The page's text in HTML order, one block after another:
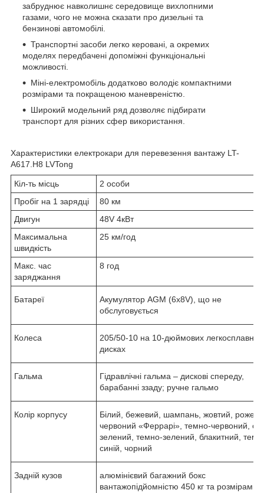
забруднює навколишнє середовище вихлопними
газами, чого не можна сказати про дизельні та
бензинові автомобілі.
Транспортні засоби легко керовані, а окремих
моделях передбачені допоміжні функціональні
можливості.
Міні-електромобіль додатково володіє компактними
розмірами та покращеною маневреністю.
Широкий модельний ряд дозволяє підбирати
транспорт для різних сфер використання.
Характеристики електрокари для перевезення вантажу LT-
A617.H8 LVTong
Кіл-ть місць
2 особи
Пробіг на 1 зарядці
80 км
Двигун
48V 4кВт
Максимальна
швидкість
25 км/год
Макс. час
заряджання
8 год
Батареї
Акумулятор AGM (6x8V), що не
обслуговується
Колеса
205/50-10 на 10-дюймових легкосплавних
дисках
Гальма
Гідравлічні гальма – дискові спереду,
барабанні ззаду; ручне гальмо
Колір корпусу
Білий, бежевий, шампань, жовтий,
червоний «Феррарі», темно-червоний,
зелений, темно-зелений, блакитний,
синій, чорний
Задній кузов
алюмінієвий багажний бокс
вантажопідйомністю 450 кг та розмірами